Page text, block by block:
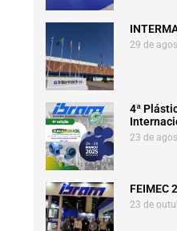
29 de
4ª
23 de
FEIMEC
23 de